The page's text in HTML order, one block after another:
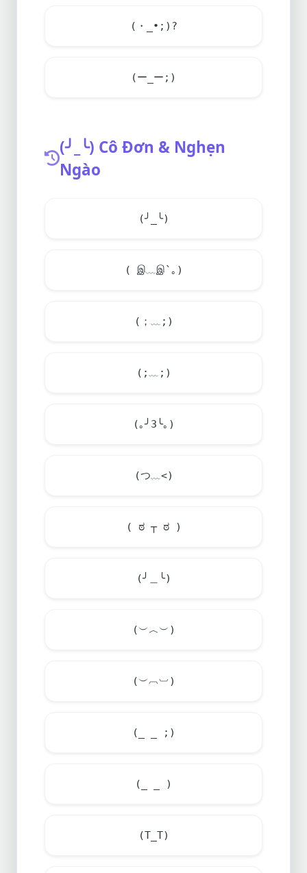
(・_•;)?
(ー_ー;)
(╯_╰) Cô Đơn & Nghẹn
Ngào
(╯_╰)
( இ﹏இ`｡)
(；﹏;)
(;﹏;)
(｡╯3╰｡)
(つ﹏<)
( ಠ ┬ ಠ )
(╯＿╰)
(︶︿︶)
(︶︹︺)
(_ _ ;)
(_ _ )
(T_T)